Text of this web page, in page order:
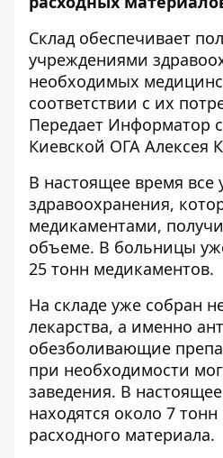
Склад обеспечивает
учреждениями
необходимых
соответствии с их
Передает Информатор
Киевской ОГА Алексея
В настоящее время все
здравоохранения,
медикаментами,
объеме. В больницы
25 тонн медикаментов.
На складе уже собран
лекарства, а именно
обезболивающие
при необходимости
заведения. В
находятся около 7
расходного материала.